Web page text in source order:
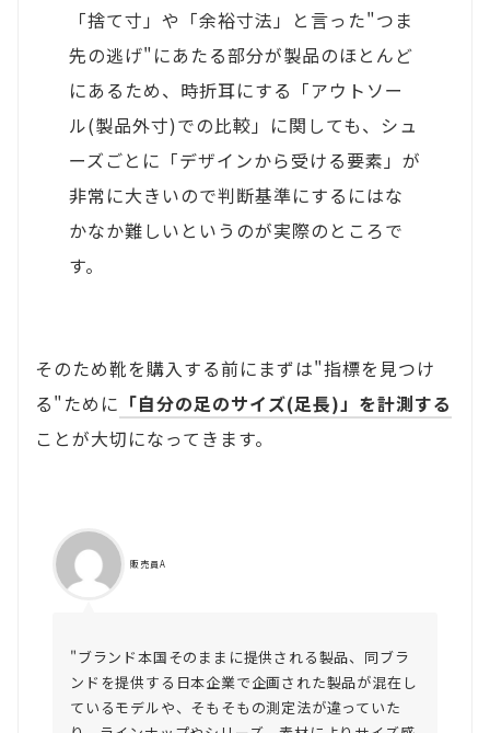
「捨て寸」や「余裕寸法」と言った"つま
先の逃げ"にあたる部分が製品のほとんど
にあるため、時折耳にする「アウトソー
ル(製品外寸)での比較」に関しても、シュ
ーズごとに「デザインから受ける要素」が
非常に大きいので判断基準にするにはな
かなか難しいというのが実際のところで
す。
そのため靴を購入する前にまずは"指標を見つけ
る"ために 「自分の足のサイズ(足長)」を計測する
ことが大切になってきます。
販売員A
"ブランド本国そのままに提供される製品、同ブラ
ンドを提供する日本企業で企画された製品が混在し
ているモデルや、そもそもの測定法が違っていた